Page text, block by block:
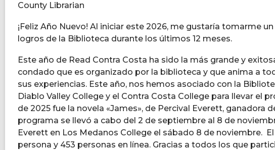
County Librarian
¡Feliz Año Nuevo! Al iniciar este 2026, me gustaría tomarme
logros de la Biblioteca durante los últimos 12 meses.
Este año de Read Contra Costa ha sido la más grande y
condado que es organizado por la biblioteca y que anima a
sus experiencias. Este año, nos hemos asociado con la
Diablo Valley College y el Contra Costa College para llevar el
de 2025 fue la novela «James», de Percival Everett, ganadora
programa se llevó a cabo del 2 de septiembre al 8 de
Everett en Los Medanos College el sábado 8 de noviembre.
persona y 453 personas en línea. Gracias a todos los que